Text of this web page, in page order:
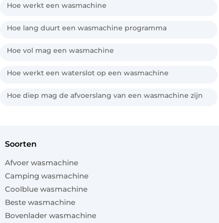
Hoe werkt een wasmachine
Hoe lang duurt een wasmachine programma
Hoe vol mag een wasmachine
Hoe werkt een waterslot op een wasmachine
Hoe diep mag de afvoerslang van een wasmachine zijn
soorten
Afvoer wasmachine
Camping wasmachine
Coolblue wasmachine
Beste wasmachine
Bovenlader wasmachine